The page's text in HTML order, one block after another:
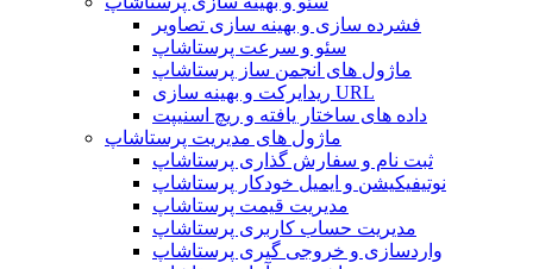
فشرده سازی و بهینه سازی تصاویر
سئو و سرعت پرستاشاپ
ماژول های انجمن ساز پرستاشاپ
ریدایرکت و بهینه سازی URL
داده های ساختار یافته و ریچ اسنیپت
ماژول های مدیریت پرستاشاپ
ثبت نام و سفارش گذاری پرستاشاپ
نوتیفیکیشن و ایمیل خودکار پرستاشاپ
مدیریت قیمت پرستاشاپ
مدیریت حساب کاربری پرستاشاپ
واردسازی و خروجی گیری پرستاشاپ